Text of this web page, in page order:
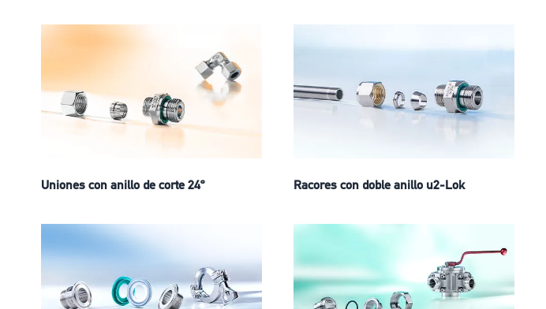
Uniones con anillo de corte 24º Racores con doble anillo u2-Lok